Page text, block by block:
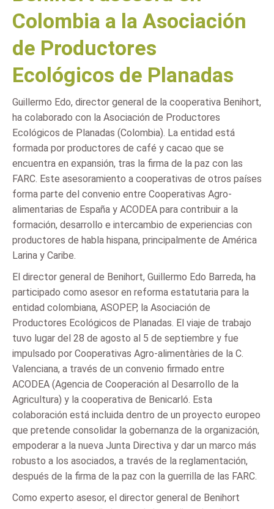
Colombia a la Asociación
de Productores
Ecológicos de Planadas
Guillermo Edo, director general de la cooperativa Benihort,
ha colaborado con la Asociación de Productores
Ecológicos de Planadas (Colombia). La entidad está
formada por productores de café y cacao que se
encuentra en expansión, tras la firma de la paz con las
FARC. Este asesoramiento a cooperativas de otros países
forma parte del convenio entre Cooperativas Agro-
alimentarias de España y ACODEA para contribuir a la
formación, desarrollo e intercambio de experiencias con
productores de habla hispana, principalmente de América
Larina y Caribe.
El director general de Benihort, Guillermo Edo Barreda, ha
participado como asesor en reforma estatutaria para la
entidad colombiana, ASOPEP, la Asociación de
Productores Ecológicos de Planadas. El viaje de trabajo
tuvo lugar del 28 de agosto al 5 de septiembre y fue
impulsado por Cooperativas Agro-alimentàries de la C.
Valenciana, a través de un convenio firmado entre
ACODEA (Agencia de Cooperación al Desarrollo de la
Agricultura) y la cooperativa de Benicarló. Esta
colaboración está incluida dentro de un proyecto europeo
que pretende consolidar la gobernanza de la organización,
empoderar a la nueva Junta Directiva y dar un marco más
robusto a los asociados, a través de la reglamentación,
después de la firma de la paz con la guerrilla de las FARC.
Como experto asesor, el director general de Benihort